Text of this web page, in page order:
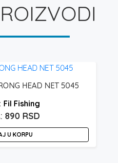
HEAD NET 5045
Fil Fishing
890 RSD
U KORPU